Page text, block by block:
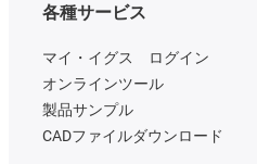
各種サービス
マイ・イグス ログイン
オンラインツール
製品サンプル
CADファイルダウンロード